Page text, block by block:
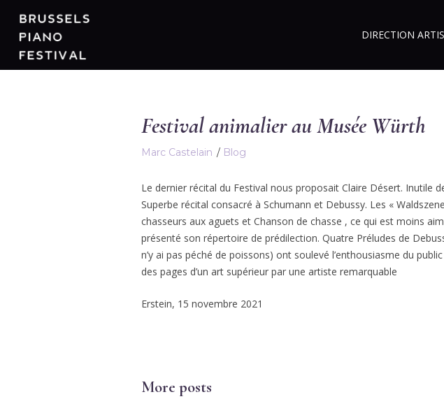
DIRECTION
Festival animalier au Musée Würth
Marc Castelain Blog
Le dernier récital du Festival nous proposait Claire Désert. Inutile
Superbe récital consacré à Schumann et Debussy. Les «
chasseurs aux aguets et Chanson de chasse , ce qui est moins
présenté son répertoire de prédilection. Quatre Préludes de
n’y ai pas péché de poissons) ont soulevé l’enthousiasme du
des pages d’un art supérieur par une artiste remarquable
Erstein, 15 novembre 2021
More posts